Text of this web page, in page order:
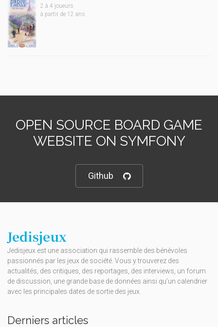
2 à 4 joueurs
à partir de 12 ans
OPEN SOURCE BOARD GAME
WEBSITE ON SYMFONY
Github
Jedisjeux
Jedisjeux est une association qui rassemble des bénévoles
passionnés par les jeux de société. Vous y trouverez des
actualités, des critiques, des reportages, des interviews, un forum
de discussion, une grande base de données ainsi qu’un calendrier
avec les principales dates de sortie des jeux.
Derniers articles